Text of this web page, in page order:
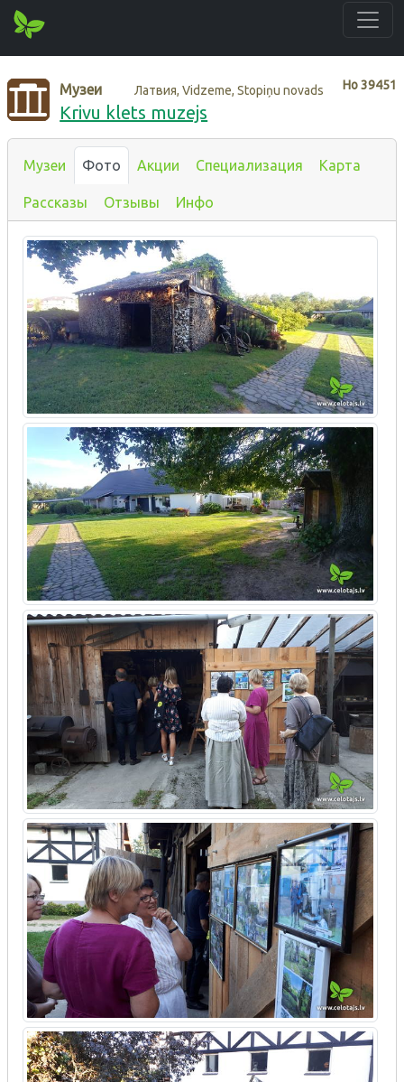
Нo39451
Музеи Латвия, Vidzeme, Stopiņu novads
Krivu klets muzejs
Музеи Фото Акции Специализация Карта
Рассказы Отзывы Инфо